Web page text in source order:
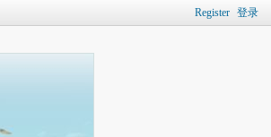
Register 登录